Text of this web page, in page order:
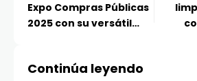
Expo Compras Públicas
2025 con su versátil
Continúa leyendo